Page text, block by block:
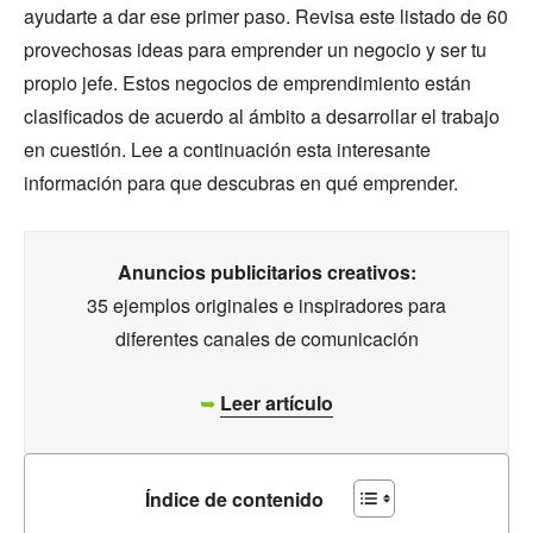
ayudarte a dar ese primer paso. Revisa este listado de 60
provechosas ideas para emprender un negocio y ser tu
propio jefe. Estos negocios de emprendimiento están
clasificados de acuerdo al ámbito a desarrollar el trabajo
en cuestión. Lee a continuación esta interesante
información para que descubras en qué emprender.
Anuncios publicitarios creativos:
35 ejemplos originales e inspiradores para
diferentes canales de comunicación
➥ Leer artículo
Índice de contenido